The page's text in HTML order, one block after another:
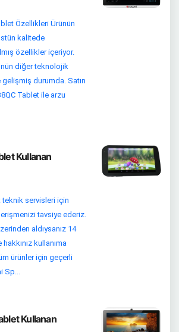
Özellikleri Ürünün
kalitede
özellikler içeriyor.
diğer teknolojik
durumda. Satın
Tablet ile arzu
Kullanan
servisleri için
tavsiye ederiz.
aldıysanız 14
kullanıma
ürünler için geçerli
Sp...
Kullanan